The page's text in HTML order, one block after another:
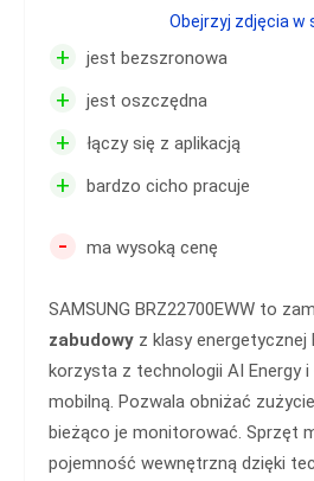
+ jest bezszronowa
+ jest oszczędna
+ łączy się z aplikacją
+ bardzo cicho pracuje
- ma wysoką cenę
SAMSUNG BRZ22700EWW to
zabudowy z klasy energetycznej
korzysta z technologii AI Energy i
mobilną. Pozwala obniżać
bieżąco je monitorować. Sprzęt
pojemność wewnętrzną dzięki
Obejrzyj zdjęcia w